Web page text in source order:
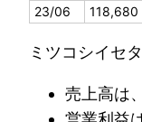
23/06
118,680
ミツコシイセ
売上高は